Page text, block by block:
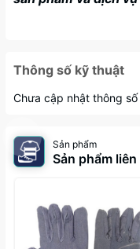
Thông số kỹ thuật
Chưa cập nhật thông số
Sản phẩm
Sản phẩm